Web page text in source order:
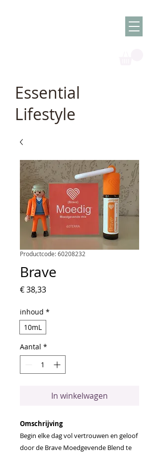
Essential
Lifestyle
Productcode: 60208232
Brave
€ 38,33Prijs
inhoud *
10mL
Aantal *
In winkelwagen
Omschrijving
Begin elke dag vol vertrouwen en geloof
door de Brave Moedgevende Blend te